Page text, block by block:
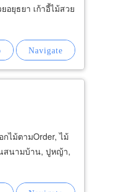
ยุธยา เก้าอี้ไม้สวย
ไม้ตามOrder, ไม้
สนามบ้าน, ปูหญ้า,